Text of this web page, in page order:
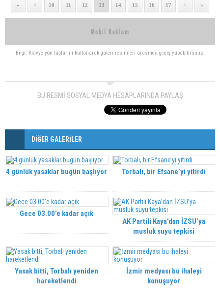
« < 10 11 12 13 14 15 16 17 > »
Bilgi: Klavye yön tuşlarını kullanarak galeri resimleri arasında geçiş yapabilirsiniz.
BU RESMİ SOSYAL MEDYA HESAPLARINDA PAYLAŞ
DİĞER GALERİLER
4 günlük yasaklar bugün başlıyor Torbalı, bir Efsane’yi yitirdi
Gece 03.00’e kadar açık
AK Partili Kaya’dan İZSU’ya
musluk suyu tepkisi
Yasak bitti, Torbalı yeniden
hareketlendi
İzmir medyası bu ihaleyi
konuşuyor